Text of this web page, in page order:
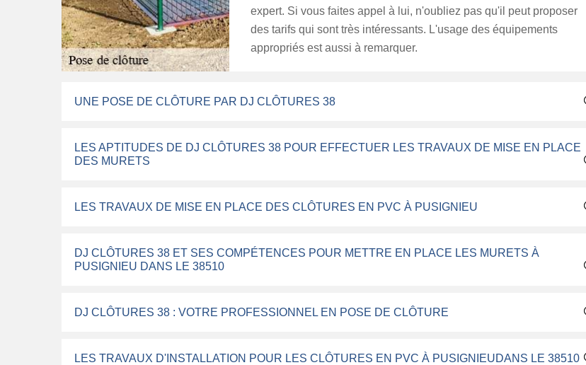
expert. Si vous faites appel à lui, n'oubliez pas qu'il peut proposer
des tarifs qui sont très intéressants. L'usage des équipements
appropriés est aussi à remarquer.
UNE POSE DE CLÔTURE PAR DJ CLÔTURES 38
LES APTITUDES DE DJ CLÔTURES 38 POUR EFFECTUER LES TRAVAUX DE MISE EN PLACE
DES MURETS
LES TRAVAUX DE MISE EN PLACE DES CLÔTURES EN PVC À PUSIGNIEU
DJ CLÔTURES 38 ET SES COMPÉTENCES POUR METTRE EN PLACE LES MURETS À
PUSIGNIEU DANS LE 38510
DJ CLÔTURES 38 : VOTRE PROFESSIONNEL EN POSE DE CLÔTURE
LES TRAVAUX D'INSTALLATION POUR LES CLÔTURES EN PVC À PUSIGNIEUDANS LE 38510